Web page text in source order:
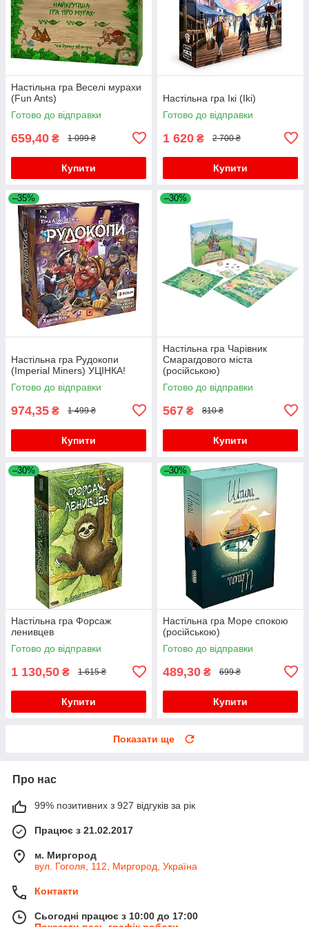
Настільна гра Веселі мурахи
(Fun Ants)
Готово до відправки
659,40 ₴ 1 099 ₴
Купити
Настільна гра Ікі (Iki)
Готово до відправки
1 620 ₴ 2 700 ₴
Купити
–35%
Настільна гра Рудокопи
(Imperial Miners) УЦІНКА!
Готово до відправки
974,35 ₴ 1 499 ₴
Купити
–30%
Настільна гра Чарівник
Смарагдового міста
(російською)
Готово до відправки
567 ₴ 810 ₴
Купити
–30%
Настільна гра Форсаж
ленивцев
Готово до відправки
1 130,50 ₴ 1 615 ₴
Купити
–30%
Настільна гра Море спокою
(російською)
Готово до відправки
489,30 ₴ 699 ₴
Купити
Показати ще
Про нас
99% позитивних з 927 відгуків за рік
Працює з 21.02.2017
м. Миргород
вул. Гоголя, 112, Миргород, Україна
Контакти
Сьогодні працює з 10:00 до 17:00